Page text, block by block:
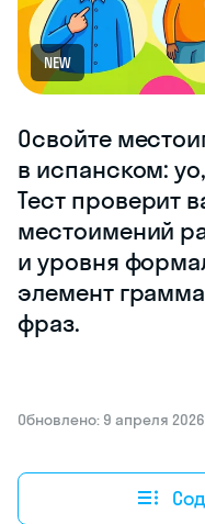
NEW
Освойте
в испанском:
Тест проверит
местоимений
и уровня
элемент
фраз.
Обновлено: 9 апреля 2026